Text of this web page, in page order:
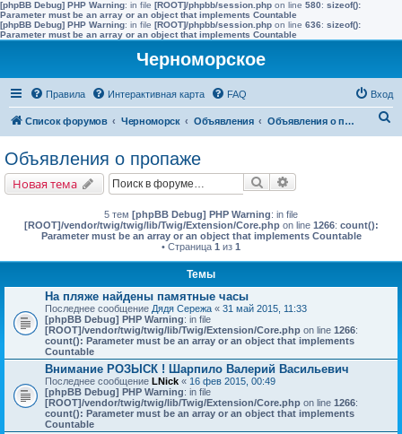
[phpBB Debug] PHP Warning: in file [ROOT]/phpbb/session.php on line 580: sizeof():
Parameter must be an array or an object that implements Countable
[phpBB Debug] PHP Warning: in file [ROOT]/phpbb/session.php on line 636: sizeof():
Parameter must be an array or an object that implements Countable
Черноморское
Правила Интерактивная карта FAQ Вход
Список форумов Черноморск Объявления Объявления о пропаже
Объявления о пропаже
Новая тема Поиск
5 тем [phpBB Debug] PHP Warning: in file
[ROOT]/vendor/twig/twig/lib/Twig/Extension/Core.phpon line 1266: count():
Parameter must be an array or an object that implements Countable
• Страница 1 из 1
Темы
На пляже найдены памятные часы
Последнее сообщение Дядя Сережа « 31 май 2015, 11:33
[phpBB Debug] PHP Warning: in file
[ROOT]/vendor/twig/twig/lib/Twig/Extension/Core.php on line 1266:
count(): Parameter must be an array or an object that implements
Countable
Внимание РОЗЫСК ! Шарпило Валерий Васильевич
Последнее сообщение LNick « 16 фев 2015, 00:49
[phpBB Debug] PHP Warning: in file
[ROOT]/vendor/twig/twig/lib/Twig/Extension/Core.php on line 1266:
count(): Parameter must be an array or an object that implements
Countable